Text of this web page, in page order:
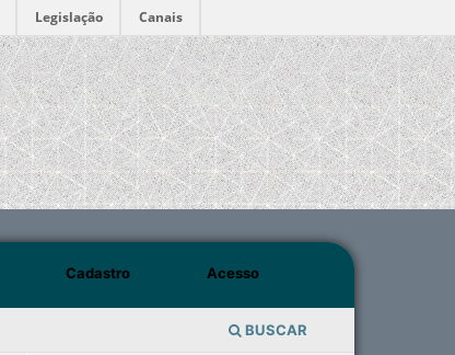
Legislação Canais
BUSCAR
Cadastro Acesso